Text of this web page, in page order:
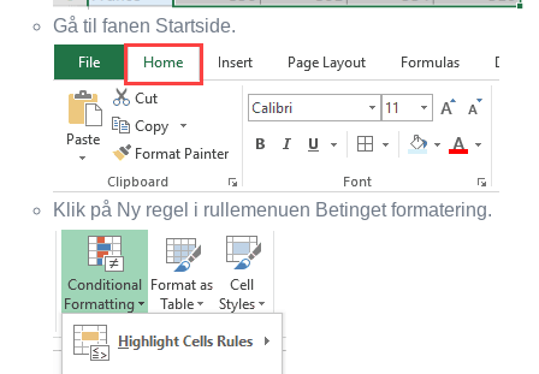
Gå til fanen Startside.
Klik på Ny regel i rullemenuen Betinget formatering.